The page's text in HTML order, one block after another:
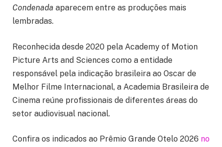
Condenada aparecem entre as produções mais
lembradas.
Reconhecida desde 2020 pela Academy of Motion
Picture Arts and Sciences como a entidade
responsável pela indicação brasileira ao Oscar de
Melhor Filme Internacional, a Academia Brasileira de
Cinema reúne profissionais de diferentes áreas do
setor audiovisual nacional.
Confira os indicados ao Prêmio Grande Otelo 2026 no